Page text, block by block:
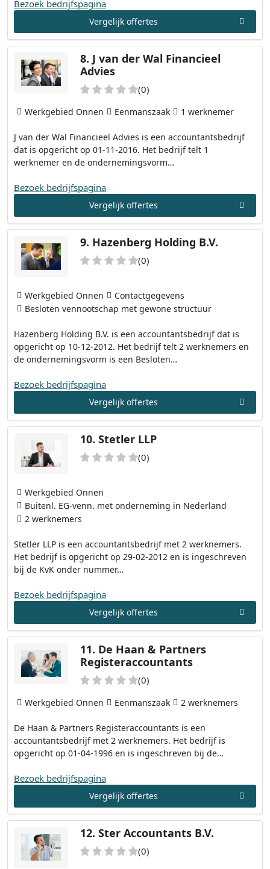
Bezoek bedrijfspagina
Vergelijk offertes
8. J van der Wal Financieel
Advies
(0)
J van der Wal Financieel Advies is een accountantsbedrijf
dat is opgericht op 01-11-2016. Het bedrijf telt 1
werknemer en de ondernemingsvorm…
Werkgebied Onnen Eenmanszaak 1 werknemer
Bezoek bedrijfspagina
Vergelijk offertes
9. Hazenberg Holding B.V.
(0)
Hazenberg Holding B.V. is een accountantsbedrijf dat is
opgericht op 10-12-2012. Het bedrijf telt 2 werknemers en
de ondernemingsvorm is een Besloten…
Werkgebied Onnen
Contactgegevens
Besloten vennootschap met gewone structuur
Bezoek bedrijfspagina
Vergelijk offertes
10. Stetler LLP
(0)
Stetler LLP is een accountantsbedrijf met 2 werknemers.
Het bedrijf is opgericht op 29-02-2012 en is ingeschreven
bij de KvK onder nummer…
Werkgebied Onnen
Buitenl. EG-venn. met onderneming in Nederland
2 werknemers
Bezoek bedrijfspagina
Vergelijk offertes
11. De Haan & Partners
Registeraccountants
(0)
De Haan & Partners Registeraccountants is een
accountantsbedrijf met 2 werknemers. Het bedrijf is
opgericht op 01-04-1996 en is ingeschreven bij de…
Werkgebied Onnen Eenmanszaak 2 werknemers
Bezoek bedrijfspagina
Vergelijk offertes
12. Ster Accountants B.V.
(0)